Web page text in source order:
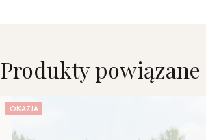
Produkty powiązane
OKAZJA